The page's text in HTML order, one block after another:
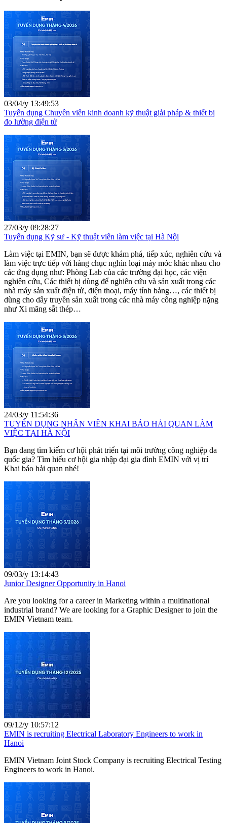
03/04/y 13:49:53
Tuyển dụng Chuyên viên kinh doanh kỹ thuật giải pháp & thiết bị
đo lường điện tử
27/03/y 09:28:27
Tuyển dụng Kỹ sư - Kỹ thuật viên làm việc tại Hà Nội
Làm việc tại EMIN, bạn sẽ được khám phá, tiếp xúc, nghiên cứu và
làm việc trực tiếp với hàng chục nghìn loại máy móc khác nhau cho
các ứng dụng như: Phòng Lab của các trường đại học, các viện
nghiên cứu, Các thiết bị dùng để nghiên cứu và sản xuất trong các
nhà máy sản xuất điện tử, điện thoại, máy tính bảng…, các thiết bị
dùng cho dây truyền sản xuất trong các nhà máy công nghiệp nặng
như Xi măng sắt thép…
24/03/y 11:54:36
TUYỂN DỤNG NHÂN VIÊN KHAI BÁO HẢI QUAN LÀM
VIỆC TẠI HÀ NỘI
Bạn đang tìm kiếm cơ hội phát triển tại môi trường công nghiệp đa
quốc gia? Tìm hiểu cơ hội gia nhập đại gia đình EMIN với vị trí
Khai báo hải quan nhé!
09/03/y 13:14:43
Junior Designer Opportunity in Hanoi
Are you looking for a career in Marketing within a multinational
industrial brand? We are looking for a Graphic Designer to join the
EMIN Vietnam team.
09/12/y 10:57:12
EMIN is recruiting Electrical Laboratory Engineers to work in
Hanoi
EMIN Vietnam Joint Stock Company is recruiting Electrical Testing
Engineers to work in Hanoi.